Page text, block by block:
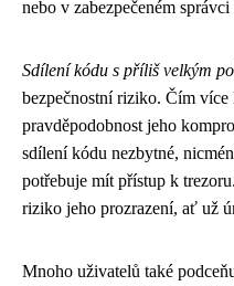
nebo v zabezpečeném
Sdílení kódu s příliš velkým
bezpečnostní riziko. Čím
pravděpodobnost jeho
sdílení kódu nezbytné,
potřebuje mít přístup k
riziko jeho prozrazení, ať už
Mnoho uživatelů také